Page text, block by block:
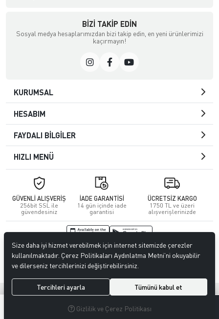
BIZI TAKIP EDIN
Sosyal medya hesaplarımızdan bizi takip edin, en yeni ürünlerimizi
kaçırmayın!
KURUMSAL
HESABIM
FAYDALI BİLGİLER
HIZLI MENÜ
GÜVENLİ ALIŞVERİŞ
256bit SSL ile
güvendesiniz
İADE GARANTİSİ
14 gün içinde iade
garantisi
ÜCRETSİZ KARGO
1750 TL ve üzeri
alışverişlerinizde
© 2026Kuafördepo. Tüm hakları saklıdır.
Hipotenüs ®Yeni Nesil E-Ticaret Sistemleri ile Hazırlanmıştır.
Size daha iyi hizmet verebilmek için internet sitemizde çerezler
kullanılmaktadır. Çerez Politikaları Aydınlatma Metni’ni okuyabilir
ve dilerseniz tercihlerinizi değiştirebilirsiniz.
Tercihleri ayarla Tümünü kabul et
Gizlilik ve Çerez Politikası